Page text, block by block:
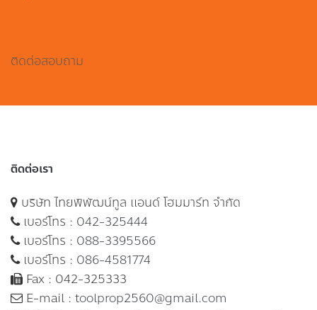
ติดต่อสอบถาม
ติดต่อเรา
บริษัท ไทยพิพัฒน์ทูล แอนด์ โฮมมาร์ท จำกัด
เบอร์โทร : 042-325444
เบอร์โทร : 088-3395566
เบอร์โทร : 086-4581774
Fax : 042-325333
E-mail : toolprop2560@gmail.com